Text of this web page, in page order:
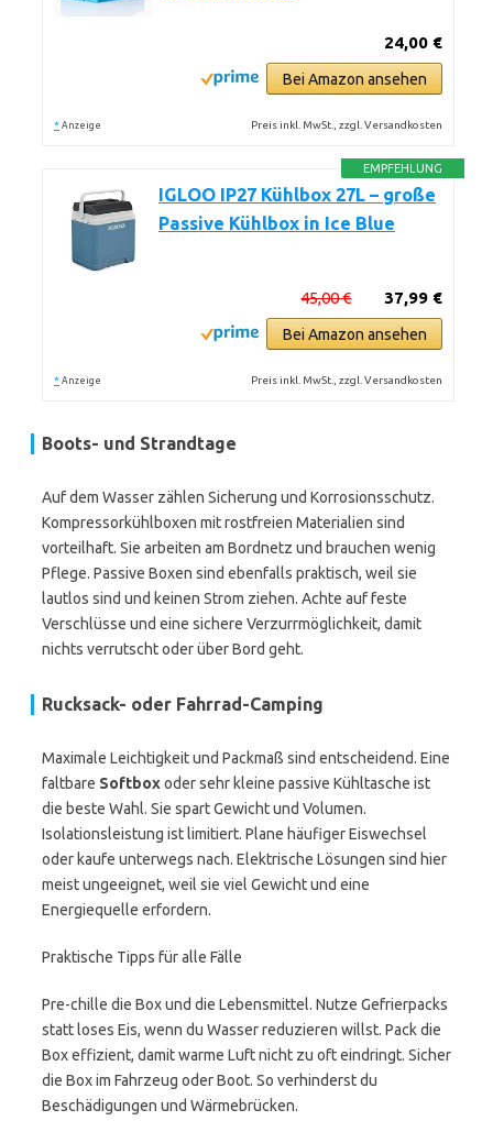
24,00 €
Bei Amazon ansehen
* Anzeige Preis inkl. MwSt., zzgl. Versandkosten
EMPFEHLUNG
IGLOO IP27 Kühlbox 27L – große
Passive Kühlbox in Ice Blue
37,99 €
45,00 €
Bei Amazon ansehen
* Anzeige Preis inkl. MwSt., zzgl. Versandkosten
Boots- und Strandtage
Auf dem Wasser zählen Sicherung und Korrosionsschutz.
Kompressorkühlboxen mit rostfreien Materialien sind
vorteilhaft. Sie arbeiten am Bordnetz und brauchen wenig
Pflege. Passive Boxen sind ebenfalls praktisch, weil sie
lautlos sind und keinen Strom ziehen. Achte auf feste
Verschlüsse und eine sichere Verzurrmöglichkeit, damit
nichts verrutscht oder über Bord geht.
Rucksack- oder Fahrrad-Camping
Maximale Leichtigkeit und Packmaß sind entscheidend. Eine
faltbare Softboxoder sehr kleine passive Kühltasche ist
die beste Wahl. Sie spart Gewicht und Volumen.
Isolationsleistung ist limitiert. Plane häufiger Eiswechsel
oder kaufe unterwegs nach. Elektrische Lösungen sind hier
meist ungeeignet, weil sie viel Gewicht und eine
Energiequelle erfordern.
Praktische Tipps für alle Fälle
Pre-chille die Box und die Lebensmittel. Nutze Gefrierpacks
statt loses Eis, wenn du Wasser reduzieren willst. Pack die
Box effizient, damit warme Luft nicht zu oft eindringt. Sicher
die Box im Fahrzeug oder Boot. So verhinderst du
Beschädigungen und Wärmebrücken.